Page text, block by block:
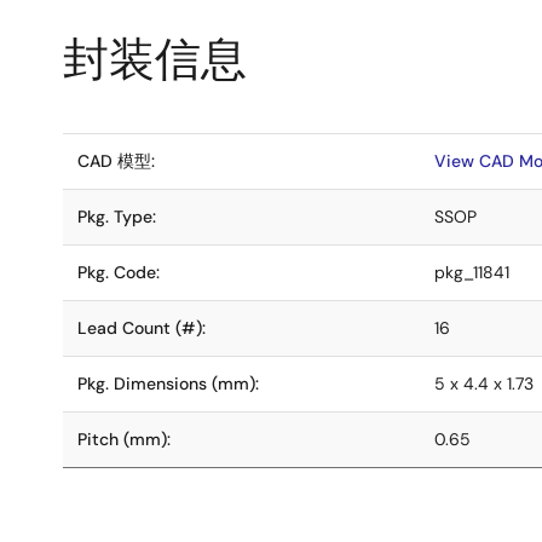
封装信息
CAD 模型: View CAD
Pkg. Type: SSOP
Pkg. Code: pkg_11841
Lead Count (#): 16
Pkg. Dimensions (mm): 5 x 4.4 x 1.73
Pitch (mm): 0.65